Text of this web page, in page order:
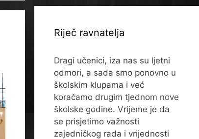
Riječ ravnatelja
Dragi učenici, iza nas su ljetni
odmori, a sada smo ponovno u
školskim klupama i već
koračamo drugim tjednom nove
školske godine. Vrijeme je da
se prisjetimo važnosti
zajedničkog rada i vrijednosti